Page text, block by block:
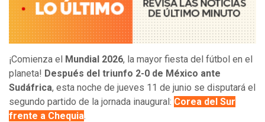
¡Comienza el Mundial 2026, la mayor fiesta del fútbol en el
planeta! Después del triunfo 2-0 de México ante
Sudáfrica, esta noche de jueves 11 de junio se disputará el
segundo partido de la jornada inaugural: Corea del Sur
frente a Chequia.